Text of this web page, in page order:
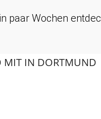
paar Wochen
MIT IN DORTMUND